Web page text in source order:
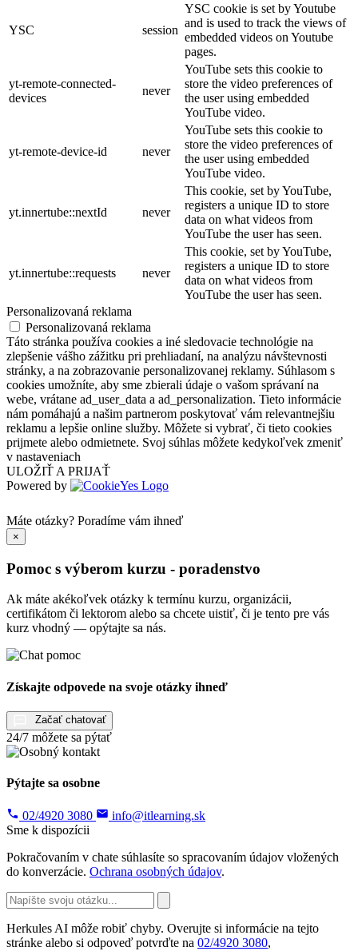
YSC session
YSC cookie is set by Youtube
and is used to track the views of
embedded videos on Youtube
pages.
yt-remote-connected-
devices
never
YouTube sets this cookie to
store the video preferences of
the user using embedded
YouTube video.
yt-remote-device-id never
YouTube sets this cookie to
store the video preferences of
the user using embedded
YouTube video.
yt.innertube::nextId never
This cookie, set by YouTube,
registers a unique ID to store
data on what videos from
YouTube the user has seen.
yt.innertube::requests never
This cookie, set by YouTube,
registers a unique ID to store
data on what videos from
YouTube the user has seen.
Personalizovaná reklama
Personalizovaná reklama
Táto stránka používa cookies a iné sledovacie technológie na
zlepšenie vášho zážitku pri prehliadaní, na analýzu návštevnosti
stránky, a na zobrazovanie personalizovanej reklamy. Súhlasom s
cookies umožníte, aby sme zbierali údaje o vašom správaní na
webe, vrátane ad_user_data a ad_personalization. Tieto informácie
nám pomáhajú a našim partnerom poskytovať vám relevantnejšiu
reklamu a lepšie online služby. Môžete si vybrať, či tieto cookies
prijmete alebo odmietnete. Svoj súhlas môžete kedykoľvek zmeniť
v nastaveniach
ULOŽIŤ A PRIJAŤ
Powered by
Máte otázky? Poradíme vám ihneď
×
Pomoc s výberom kurzu - poradenstvo
Ak máte akékoľvek otázky k termínu kurzu, organizácii,
certifikátom či lektorom alebo sa chcete uistiť, či je tento pre vás
kurz vhodný — opýtajte sa nás.
Získajte odpovede na svoje otázky ihneď
Začať chatovať
24/7 môžete sa pýtať
Pýtajte sa osobne
02/4920 3080
info@itlearning.sk
Sme k dispozícii
Pokračovaním v chate súhlasíte so spracovaním údajov vložených
do konverzácie. Ochrana osobných údajov.
Herkules AI môže robiť chyby. Overujte si informácie na tejto
stránke alebo si odpoveď potvrďte na 02/4920 3080,